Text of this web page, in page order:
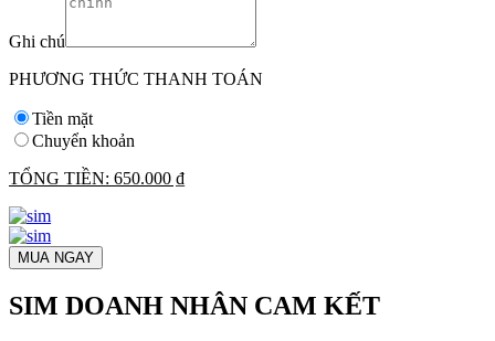
Ghi chú
PHƯƠNG THỨC THANH TOÁN
Tiền mặt
Chuyển khoản
TỔNG TIỀN: 650.000 ₫
MUA NGAY
SIM DOANH NHÂN CAM KẾT